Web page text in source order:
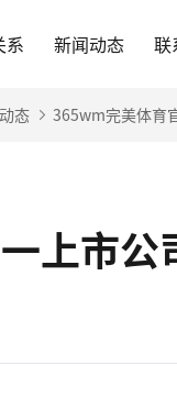
系 新闻动态 联
态 365wm完美体育
上市公